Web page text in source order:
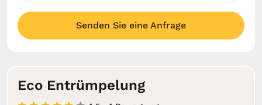
Senden Sie eine Anfrage
Eco Entrümpelung